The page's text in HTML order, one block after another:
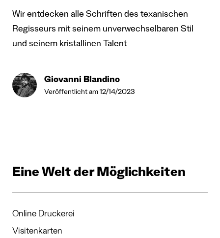
Wir entdecken alle Schriften des texanischen
Regisseurs mit seinem unverwechselbaren Stil
und seinem kristallinen Talent
Giovanni Blandino
Veröffentlicht am 12/14/2023
Eine Welt der Möglichkeiten
Online Druckerei
Visitenkarten